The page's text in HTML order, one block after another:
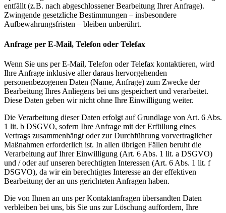
entfällt (z.B. nach abgeschlossener Bearbeitung Ihrer Anfrage).
Zwingende gesetzliche Bestimmungen – insbesondere
Aufbewahrungsfristen – bleiben unberührt.
Anfrage per E-Mail, Telefon oder Telefax
Wenn Sie uns per E-Mail, Telefon oder Telefax kontaktieren, wird
Ihre Anfrage inklusive aller daraus hervorgehenden
personenbezogenen Daten (Name, Anfrage) zum Zwecke der
Bearbeitung Ihres Anliegens bei uns gespeichert und verarbeitet.
Diese Daten geben wir nicht ohne Ihre Einwilligung weiter.
Die Verarbeitung dieser Daten erfolgt auf Grundlage von Art. 6 Abs.
1 lit. b DSGVO, sofern Ihre Anfrage mit der Erfüllung eines
Vertrags zusammenhängt oder zur Durchführung vorvertraglicher
Maßnahmen erforderlich ist. In allen übrigen Fällen beruht die
Verarbeitung auf Ihrer Einwilligung (Art. 6 Abs. 1 lit. a DSGVO)
und / oder auf unseren berechtigten Interessen (Art. 6 Abs. 1 lit. f
DSGVO), da wir ein berechtigtes Interesse an der effektiven
Bearbeitung der an uns gerichteten Anfragen haben.
Die von Ihnen an uns per Kontaktanfragen übersandten Daten
verbleiben bei uns, bis Sie uns zur Löschung auffordern, Ihre